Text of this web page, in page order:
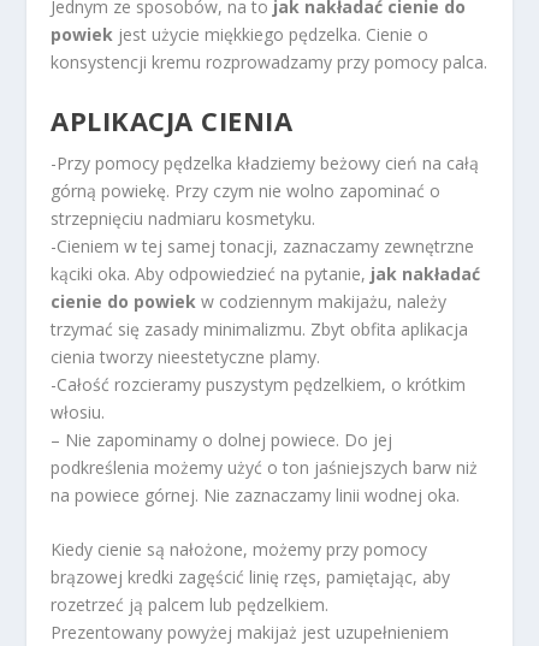
Jednym ze sposobów, na to jak nakładać cienie do
powiek jest użycie miękkiego pędzelka. Cienie o
konsystencji kremu rozprowadzamy przy pomocy palca.
APLIKACJA CIENIA
-Przy pomocy pędzelka kładziemy beżowy cień na całą
górną powiekę. Przy czym nie wolno zapominać o
strzepnięciu nadmiaru kosmetyku.
-Cieniem w tej samej tonacji, zaznaczamy zewnętrzne
kąciki oka. Aby odpowiedzieć na pytanie, jak nakładać
cienie do powiek w codziennym makijażu, należy
trzymać się zasady minimalizmu. Zbyt obfita aplikacja
cienia tworzy nieestetyczne plamy.
-Całość rozcieramy puszystym pędzelkiem, o krótkim
włosiu.
– Nie zapominamy o dolnej powiece. Do jej
podkreślenia możemy użyć o ton jaśniejszych barw niż
na powiece górnej. Nie zaznaczamy linii wodnej oka.
Kiedy cienie są nałożone, możemy przy pomocy
brązowej kredki zagęścić linię rzęs, pamiętając, aby
rozetrzeć ją palcem lub pędzelkiem.
Prezentowany powyżej makijaż jest uzupełnieniem